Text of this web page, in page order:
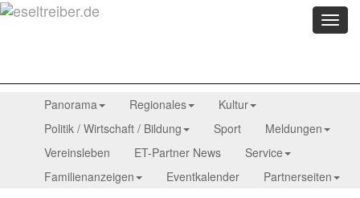
Menü
Panorama Regionales
Kultur
Politik / Wirtschaft / Bildung
Sport
Meldungen
Vereinsleben
ET-Partner News
Service
Familienanzeigen
Eventkalender Partnerseiten